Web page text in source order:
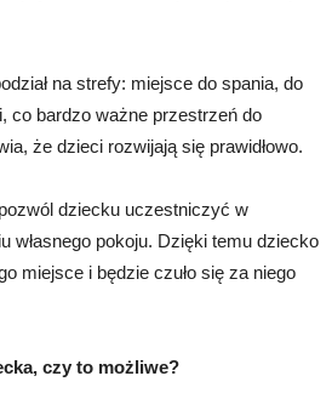
na strefy: miejsce do spania, do
co bardzo ważne przestrzeń do
że dzieci rozwijają się prawidłowo.
dziecku uczestniczyć w
własnego pokoju. Dzięki temu dziecko
miejsce i będzie czuło się za niego
czy to możliwe?